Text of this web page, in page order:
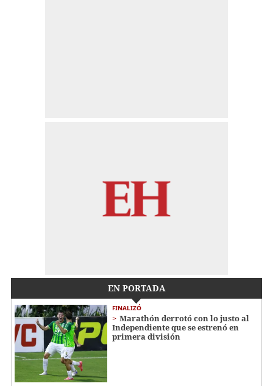
EN PORTADA
FINALIZÓ
Marathón derrotó con lo justo al
Independiente que se estrenó en
primera división